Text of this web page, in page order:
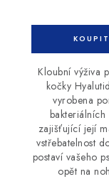
Kloubní výživa
kočky
vyrobena
bakteriálních
zajišťující její
vstřebatelnost
postaví vašeho
opět na